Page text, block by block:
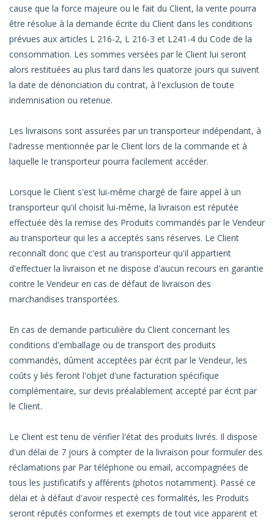
cause que la force majeure ou le fait du Client, la vente pourra
être résolue à la demande écrite du Client dans les conditions
prévues aux articles L 216-2, L 216-3 et L241-4 du Code de la
consommation. Les sommes versées par le Client lui seront
alors restituées au plus tard dans les quatorze jours qui suivent
la date de dénonciation du contrat, à l'exclusion de toute
indemnisation ou retenue.
Les livraisons sont assurées par un transporteur indépendant, à
l'adresse mentionnée par le Client lors de la commande et à
laquelle le transporteur pourra facilement accéder.
Lorsque le Client s'est lui-même chargé de faire appel à un
transporteur qu'il choisit lui-même, la livraison est réputée
effectuée dès la remise des Produits commandés par le Vendeur
au transporteur qui les a acceptés sans réserves. Le Client
reconnaît donc que c'est au transporteur qu'il appartient
d'effectuer la livraison et ne dispose d'aucun recours en garantie
contre le Vendeur en cas de défaut de livraison des
marchandises transportées.
En cas de demande particulière du Client concernant les
conditions d'emballage ou de transport des produits
commandés, dûment acceptées par écrit par le Vendeur, les
coûts y liés feront l'objet d'une facturation spécifique
complémentaire, sur devis préalablement accepté par écrit par
le Client.
Le Client est tenu de vérifier l'état des produits livrés. Il dispose
d'un délai de 7 jours à compter de la livraison pour formuler des
réclamations par Par téléphone ou email, accompagnées de
tous les justificatifs y afférents (photos notamment). Passé ce
délai et à défaut d'avoir respecté ces formalités, les Produits
seront réputés conformes et exempts de tout vice apparent et